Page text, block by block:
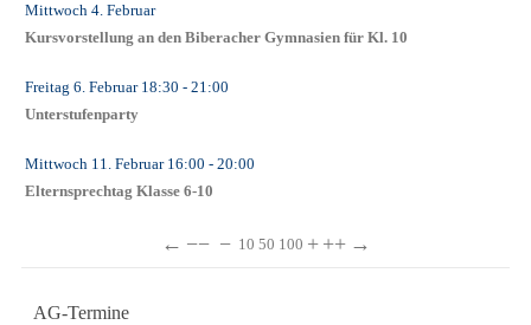
Mittwoch 4. Februar
Kursvorstellung an den Biberacher Gymnasien für Kl. 10
Freitag 6. Februar18:30 - 21:00
Unterstufenparty
Mittwoch 11. Februar16:00 - 20:00
Elternsprechtag Klasse 6-10
← −− − 10 50 100 + ++ →
AG-Termine